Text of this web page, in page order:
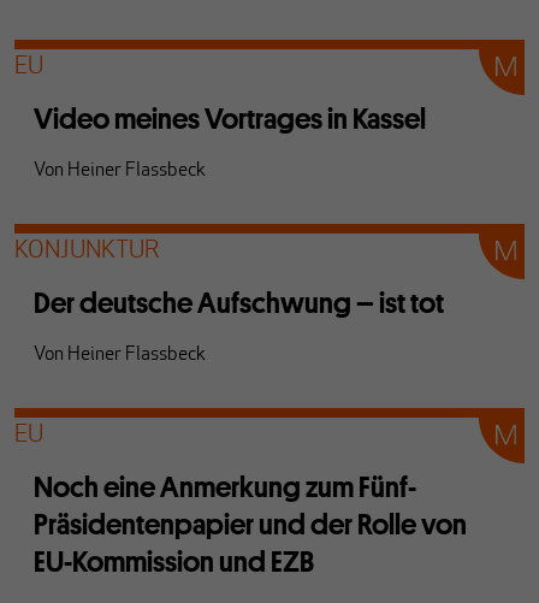
EU
Video meines Vortrages in Kassel
Von Heiner Flassbeck
KONJUNKTUR
Der deutsche Aufschwung – ist tot
Von Heiner Flassbeck
EU
Noch eine Anmerkung zum Fünf-
Präsidentenpapier und der Rolle von
EU-Kommission und EZB